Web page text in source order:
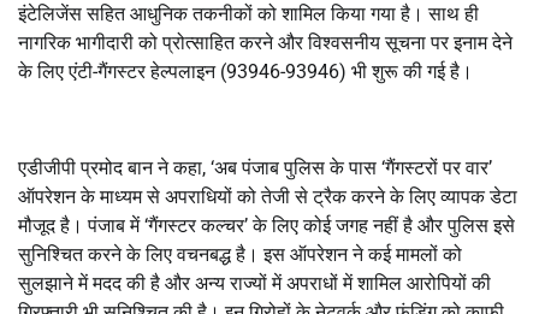
इंटेलिजेंस सहित आधुनिक तकनीकों को शामिल किया गया है। साथ ही
नागरिक भागीदारी को प्रोत्साहित करने और विश्वसनीय सूचना पर इनाम देने
के लिए एंटी-गैंगस्टर हेल्पलाइन (93946-93946) भी शुरू की गई है।
एडीजीपी प्रमोद बान ने कहा, ‘अब पंजाब पुलिस के पास ‘गैंगस्टरों पर वार’
ऑपरेशन के माध्यम से अपराधियों को तेजी से ट्रैक करने के लिए व्यापक डेटा
मौजूद है। पंजाब में ‘गैंगस्टर कल्चर’ के लिए कोई जगह नहीं है और पुलिस इसे
सुनिश्चित करने के लिए वचनबद्ध है। इस ऑपरेशन ने कई मामलों को
सुलझाने में मदद की है और अन्य राज्यों में अपराधों में शामिल आरोपियों की